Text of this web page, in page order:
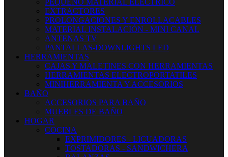
PEQUEÑO MATERIAL ELECTRICO
EXTRACTORES
PROLONGACIONES Y ENROLLACABLES
MATERIAL INSTALACIÓN - MINI CANAL
ANTENAS TV
PANTALLAS-DOWNLIGHTS LED
HERRAMIENTAS
CAJAS Y MALETINES CON HERRAMIENTAS
HERRAMIENTAS ELECTROPORTATILES
MINIHERRAMIENTA Y ACCESORIOS
BAÑO
ACCESORIOS PARA BAÑO
MUEBLES DE BAÑO
HOGAR
COCINA
EXPRIMIDORES - LICUADORAS
TOSTADORAS - SANDWICHERA